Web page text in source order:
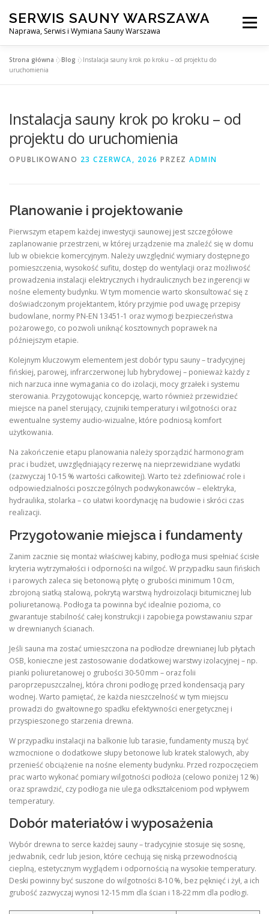
treści
SERWIS SAUNY WARSZAWA
Naprawa, Serwis i Wymiana Sauny Warszawa
Menu
SERWIS DO SAUNY WARSZAWA
Strona główna »Blog »Instalacja sauny krok po kroku – od projektu do
uruchomienia
Instalacja sauny krok po kroku – od
projektu do uruchomienia
OPUBLIKOWANO 23 CZERWCA, 2026 PRZEZ ADMIN
Planowanie i projektowanie
Pierwszym etapem każdej inwestycji saunowej jest szczegółowe
zaplanowanie przestrzeni, w której urządzenie ma znaleźć się w domu
lub w obiekcie komercyjnym. Należy uwzględnić wymiary dostępnego
pomieszczenia, wysokość sufitu, dostęp do wentylacji oraz możliwość
prowadzenia instalacji elektrycznych i hydraulicznych bez ingerencji w
nośne elementy budynku. W tym momencie warto skonsultować się z
doświadczonym projektantem, który przyjmie pod uwagę przepisy
budowlane, normy PN‑EN 13451‑1 oraz wymogi bezpieczeństwa
pożarowego, co pozwoli uniknąć kosztownych poprawek na
późniejszym etapie.
Kolejnym kluczowym elementem jest dobór typu sauny – tradycyjnej
fińskiej, parowej, infrarczerwonej lub hybrydowej – ponieważ każdy z
nich narzuca inne wymagania co do izolacji, mocy grzałek i systemu
sterowania. Przygotowując koncepcję, warto również przewidzieć
miejsce na panel sterujący, czujniki temperatury i wilgotności oraz
ewentualne systemy audio‑wizualne, które podniosą komfort
użytkowania.
Na zakończenie etapu planowania należy sporządzić harmonogram
prac i budżet, uwzględniający rezerwę na nieprzewidziane wydatki
(zazwyczaj 10‑15 % wartości całkowitej). Warto też zdefiniować role i
odpowiedzialności poszczególnych podwykonawców – elektryka,
hydraulika, stolarka – co ułatwi koordynację na budowie i skróci czas
realizacji.
Przygotowanie miejsca i fundamenty
Zanim zacznie się montaż właściwej kabiny, podłoga musi spełniać ścisłe
kryteria wytrzymałości i odporności na wilgoć. W przypadku saun fińskich
i parowych zaleca się betonową płytę o grubości minimum 10 cm,
zbrojoną siatką stalową, pokrytą warstwą hydroizolacji bitumicznej lub
poliuretanową. Podłoga ta powinna być idealnie pozioma, co
gwarantuje stabilność całej konstrukcji i zapobiega powstawaniu szpar
w drewnianych ścianach.
Jeśli sauna ma zostać umieszczona na podłodze drewnianej lub płytach
OSB, konieczne jest zastosowanie dodatkowej warstwy izolacyjnej – np.
pianki poliuretanowej o grubości 30‑50 mm – oraz folii
paroprzepuszczalnej, która chroni podłogę przed kondensacją pary
wodnej. Warto pamiętać, że każda nieszczelność w tym miejscu
prowadzi do gwałtownego spadku efektywności energetycznej i
przyspieszonego starzenia drewna.
W przypadku instalacji na balkonie lub tarasie, fundamenty muszą być
wzmocnione o dodatkowe słupy betonowe lub kratek stalowych, aby
przenieść obciążenie na nośne elementy budynku. Przed rozpoczęciem
prac warto wykonać pomiary wilgotności podłoża (celowo poniżej 12 %)
oraz sprawdzić, czy podłoga nie ulega odkształceniom pod wpływem
temperatury.
Dobór materiałów i wyposażenia
Wybór drewna to serce każdej sauny – tradycyjnie stosuje się sosnę,
jedwabnik, cedr lub jesion, które cechują się niską przewodnością
cieplną, estetycznym wyglądem i odpornością na wysokie temperatury.
Deski powinny być suszone do wilgotności 8‑10 %, bez pęknięć i żył, a ich
grubość zazwyczaj wynosi 12‑15 mm dla ścian i 18‑22 mm dla podłogi.